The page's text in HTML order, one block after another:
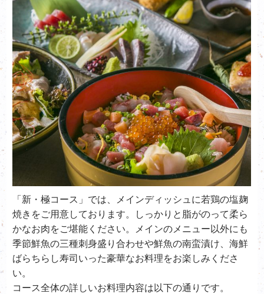
「新・極コース」では、メインディッシュに若鶏の塩麹
焼き をご用意しております。しっかりと脂がのって柔ら
かなお肉をご堪能ください。メインのメニュー以外にも
季節鮮魚の三種刺身盛り合わせや鮮魚の南蛮漬け、海鮮
ばらちらし寿司いった豪華なお料理をお楽しみくださ
い。
コース全体の詳しいお料理内容は以下の通りです。